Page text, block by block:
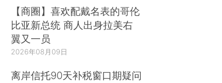
【商圈】喜欢配戴名表的哥伦
比亚新总统 商人出身拉美右
翼又一员
2026年08月09日
离岸信托90天补税窗口期疑问